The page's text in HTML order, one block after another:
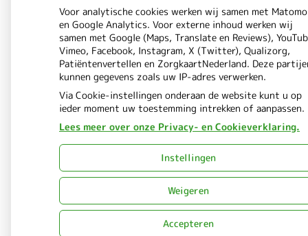
Voor analytische cookies werken wij samen met Matomo
en Google Analytics. Voor externe inhoud werken wij
samen met Google (Maps, Translate en Reviews),
Vimeo, Facebook, Instagram, X (Twitter), Qualizorg,
Patiëntenvertellen en ZorgkaartNederland. Deze
kunnen gegevens zoals uw IP-adres verwerken.
Via Cookie-instellingen onderaan de website kunt u op
ieder moment uw toestemming intrekken of aanpassen.
Lees meer over onze Privacy- en Cookieverklaring.
Instellingen
Weigeren
Accepteren